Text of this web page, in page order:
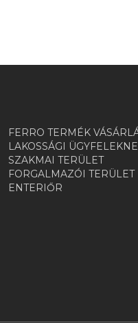
FERRO TERMÉK
LAKOSSÁGI
SZAKMAI TERÜLET
FORGALMAZÓI TERÜLET
ENTERIŐR